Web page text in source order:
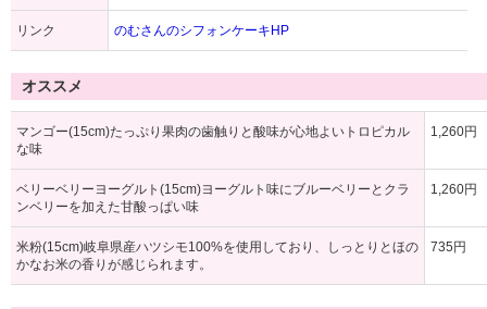
リンク のむさんのシフォンケーキHP
オススメ
マンゴー(15cm)たっぷり果肉の歯触りと酸味が心地よいトロピカル
な味
1,260円
ベリーベリーヨーグルト(15cm)ヨーグルト味にブルーベリーとクラ
ンベリーを加えた甘酸っぱい味
1,260円
米粉(15cm)岐阜県産ハツシモ100%を使用しており、しっとりとほの
かなお米の香りが感じられます。
735円